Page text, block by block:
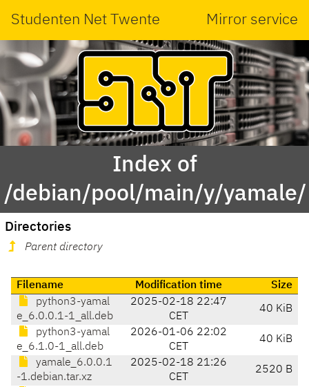
Studenten Net Twente Mirror service
Index of
/debian/pool/main/y/yamale/
Directories
Parent directory
Filename Modification time
Size
python3-yamal
e_6.0.0.1-1_all.deb
2025-02-18 22:47
CET
40 KiB
python3-yamal
e_6.1.0-1_all.deb
2026-01-06 22:02
CET
40 KiB
yamale_6.0.0.1
-1.debian.tar.xz
2025-02-18 21:26
CET
2520 B